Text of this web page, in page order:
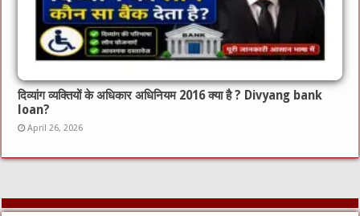
दिव्यांग व्यक्तियों के अधिकार अधिनियम 2016 क्या है ? Divyang bank
loan?
April 26, 2026